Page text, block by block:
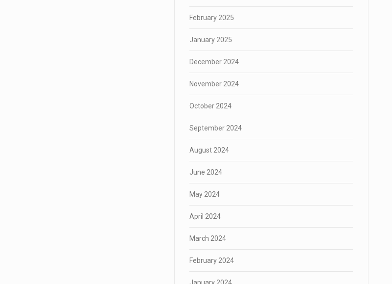
February 2025
January 2025
December 2024
November 2024
October 2024
September 2024
August 2024
June 2024
May 2024
April 2024
March 2024
February 2024